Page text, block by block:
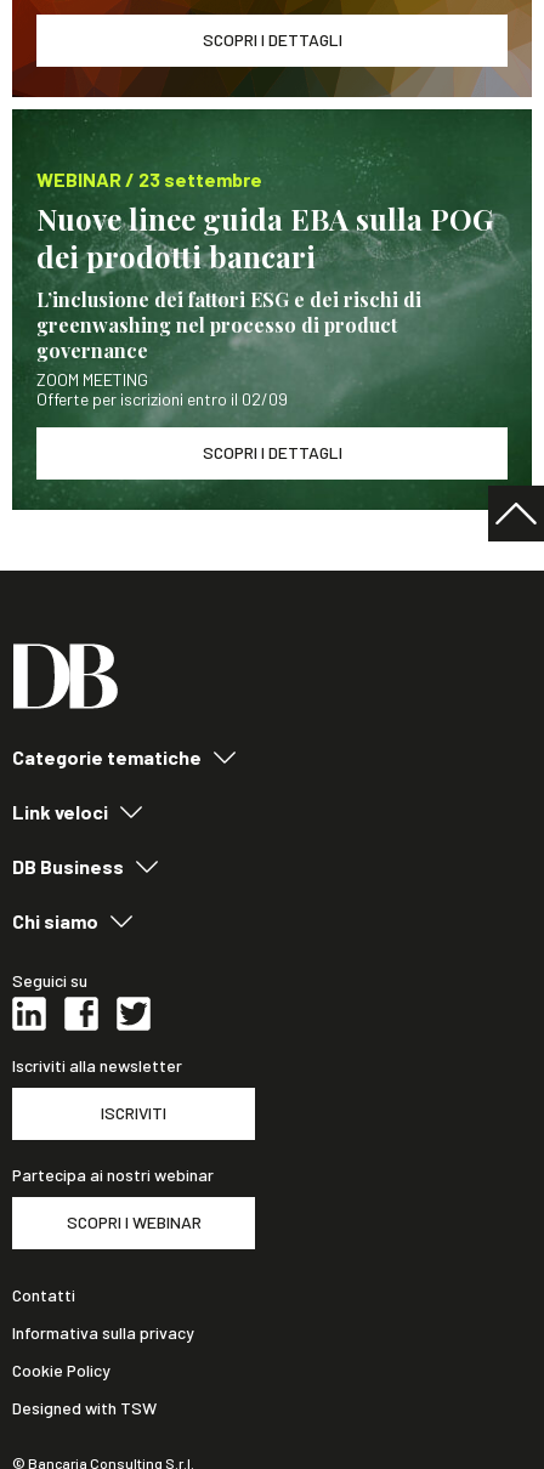
SCOPRI I DETTAGLI
WEBINAR / 23 settembre
Nuove linee guida EBA sulla POG
dei prodotti bancari
L’inclusione dei fattori ESG e dei rischi di
greenwashing nel processo di product
governance
ZOOM MEETING
Offerte per iscrizioni entro il 02/09
SCOPRI I DETTAGLI
Categorie tematiche
Link veloci
DB Business
Chi siamo
Seguici su
Iscriviti alla newsletter
ISCRIVITI
Partecipa ai nostri webinar
SCOPRI I WEBINAR
© Bancaria Consulting S.r.l.
Contatti
Informativa sulla privacy
Cookie Policy
Designed with TSW